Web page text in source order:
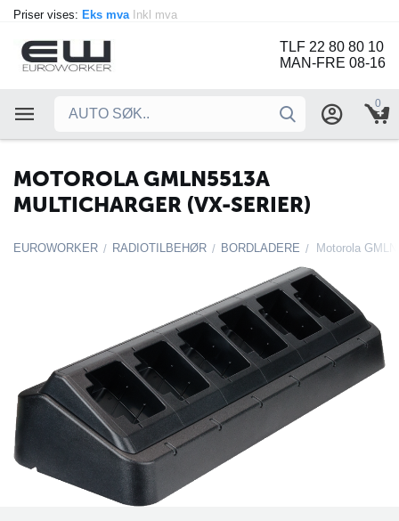
Priser vises: Eks mva Inkl mva
TLF 22 80 80 10
MAN-FRE 08-16
0
MOTOROLA GMLN5513A
MULTICHARGER (VX-SERIER)
EUROWORKER / RADIOTILBEHØR / BORDLADERE / Motorola